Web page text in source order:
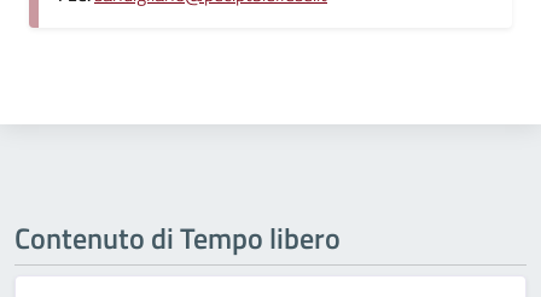
Contenuto di Tempo libero